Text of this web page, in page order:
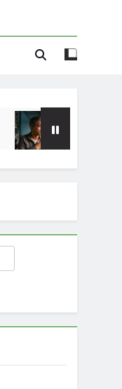
यादों की खुशबू
2 Days Ago